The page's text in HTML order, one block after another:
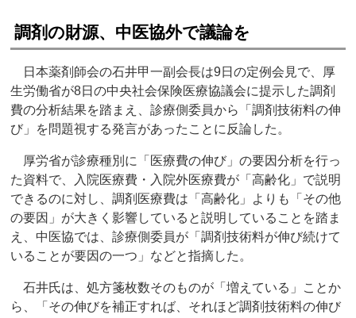
調剤の財源、中医協外で議論を
日本薬剤師会の石井甲一副会長は9日の定例会見で、厚
生労働省が8日の中央社会保険医療協議会に提示した調剤
費の分析結果を踏まえ、診療側委員から「調剤技術料の伸
び」を問題視する発言があったことに反論した。
厚労省が診療種別に「医療費の伸び」の要因分析を行っ
た資料で、入院医療費・入院外医療費が「高齢化」で説明
できるのに対し、調剤医療費は「高齢化」よりも「その他
の要因」が大きく影響していると説明していることを踏ま
え、中医協では、診療側委員が「調剤技術料が伸び続けて
いることが要因の一つ」などと指摘した。
石井氏は、処方箋枚数そのものが「増えている」ことか
ら、「その伸びを補正すれば、それほど調剤技術料の伸び